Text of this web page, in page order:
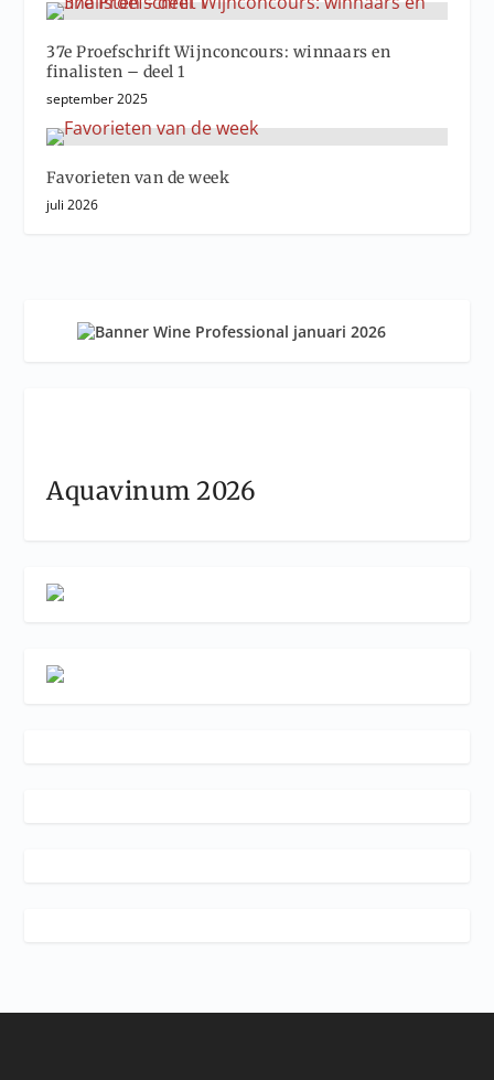
37e Proefschrift Wijnconcours: winnaars en
finalisten – deel 1
september 2025
Favorieten van de week
juli 2026
Aquavinum 2026